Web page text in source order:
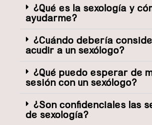
¿Qué es la sexología y
ayudarme?
¿Cuándo debería
acudir a un sexólogo?
¿Qué puedo esperar de
sesión con un sexólogo?
¿Son confidenciales las
de sexología?